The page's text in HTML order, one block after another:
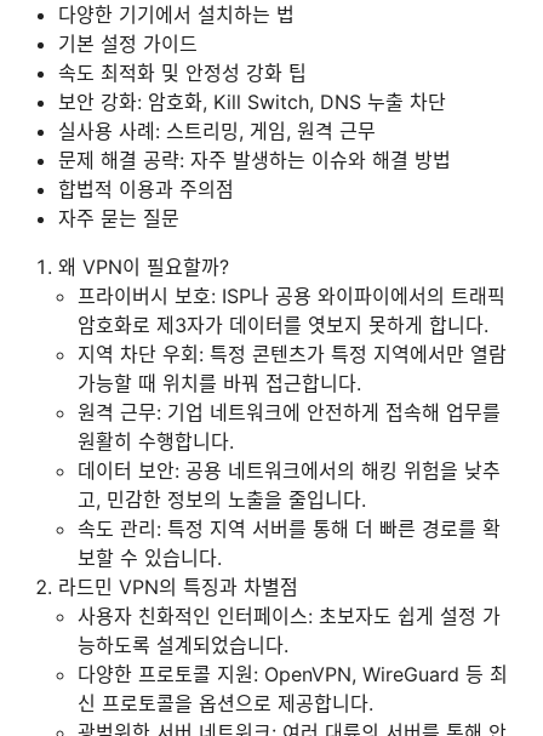
다양한 기기에서 설치하는 법
기본 설정 가이드
속도 최적화 및 안정성 강화 팁
보안 강화: 암호화, Kill Switch, DNS 누출 차단
실사용 사례: 스트리밍, 게임, 원격 근무
문제 해결 공략: 자주 발생하는 이슈와 해결 방법
합법적 이용과 주의점
자주 묻는 질문
왜 VPN이 필요할까?
프라이버시 보호: ISP나 공용 와이파이에서의 트래픽
암호화로 제3자가 데이터를 엿보지 못하게 합니다.
지역 차단 우회: 특정 콘텐츠가 특정 지역에서만 열람
가능할 때 위치를 바꿔 접근합니다.
원격 근무: 기업 네트워크에 안전하게 접속해 업무를
원활히 수행합니다.
데이터 보안: 공용 네트워크에서의 해킹 위험을 낮추
고, 민감한 정보의 노출을 줄입니다.
속도 관리: 특정 지역 서버를 통해 더 빠른 경로를 확
보할 수 있습니다.
라드민 VPN의 특징과 차별점
사용자 친화적인 인터페이스: 초보자도 쉽게 설정 가
능하도록 설계되었습니다.
다양한 프로토콜 지원: OpenVPN, WireGuard 등 최
신 프로토콜을 옵션으로 제공합니다.